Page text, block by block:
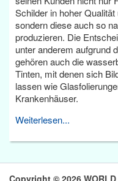
Schilder in hoher
sondern diese auch so
produzieren. Die
unter anderem aufgrund
gehören auch die
Tinten, mit denen sich
lassen wie
Krankenhäuser.
Weiterlesen...